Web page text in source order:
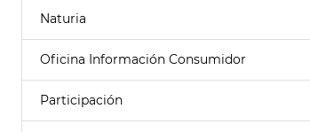
Naturia
Oficina Información Consumidor
Participación